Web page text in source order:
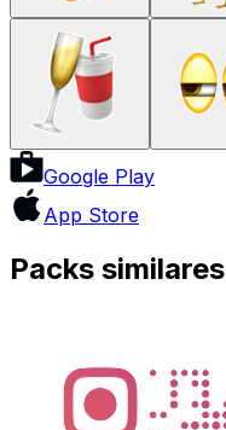
Google Play
App Store
Packs similares